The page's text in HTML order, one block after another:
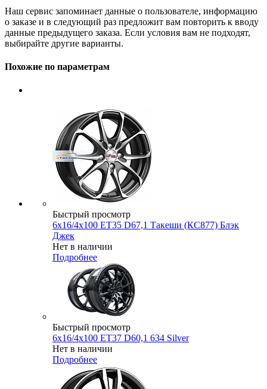
Наш сервис запоминает данные о пользователе, информацию
о заказе и в следующий раз предложит вам повторить к вводу
данные предыдущего заказа. Если условия вам не подходят,
выбирайте другие варианты.
Похожие по параметрам
Быстрый просмотр
6x16/4x100 ET35 D67,1 Такеши (КС877) Блэк
Джек
Нет в наличии
Подробнее
Быстрый просмотр
6x16/4x100 ET37 D60,1 634 Silver
Нет в наличии
Подробнее